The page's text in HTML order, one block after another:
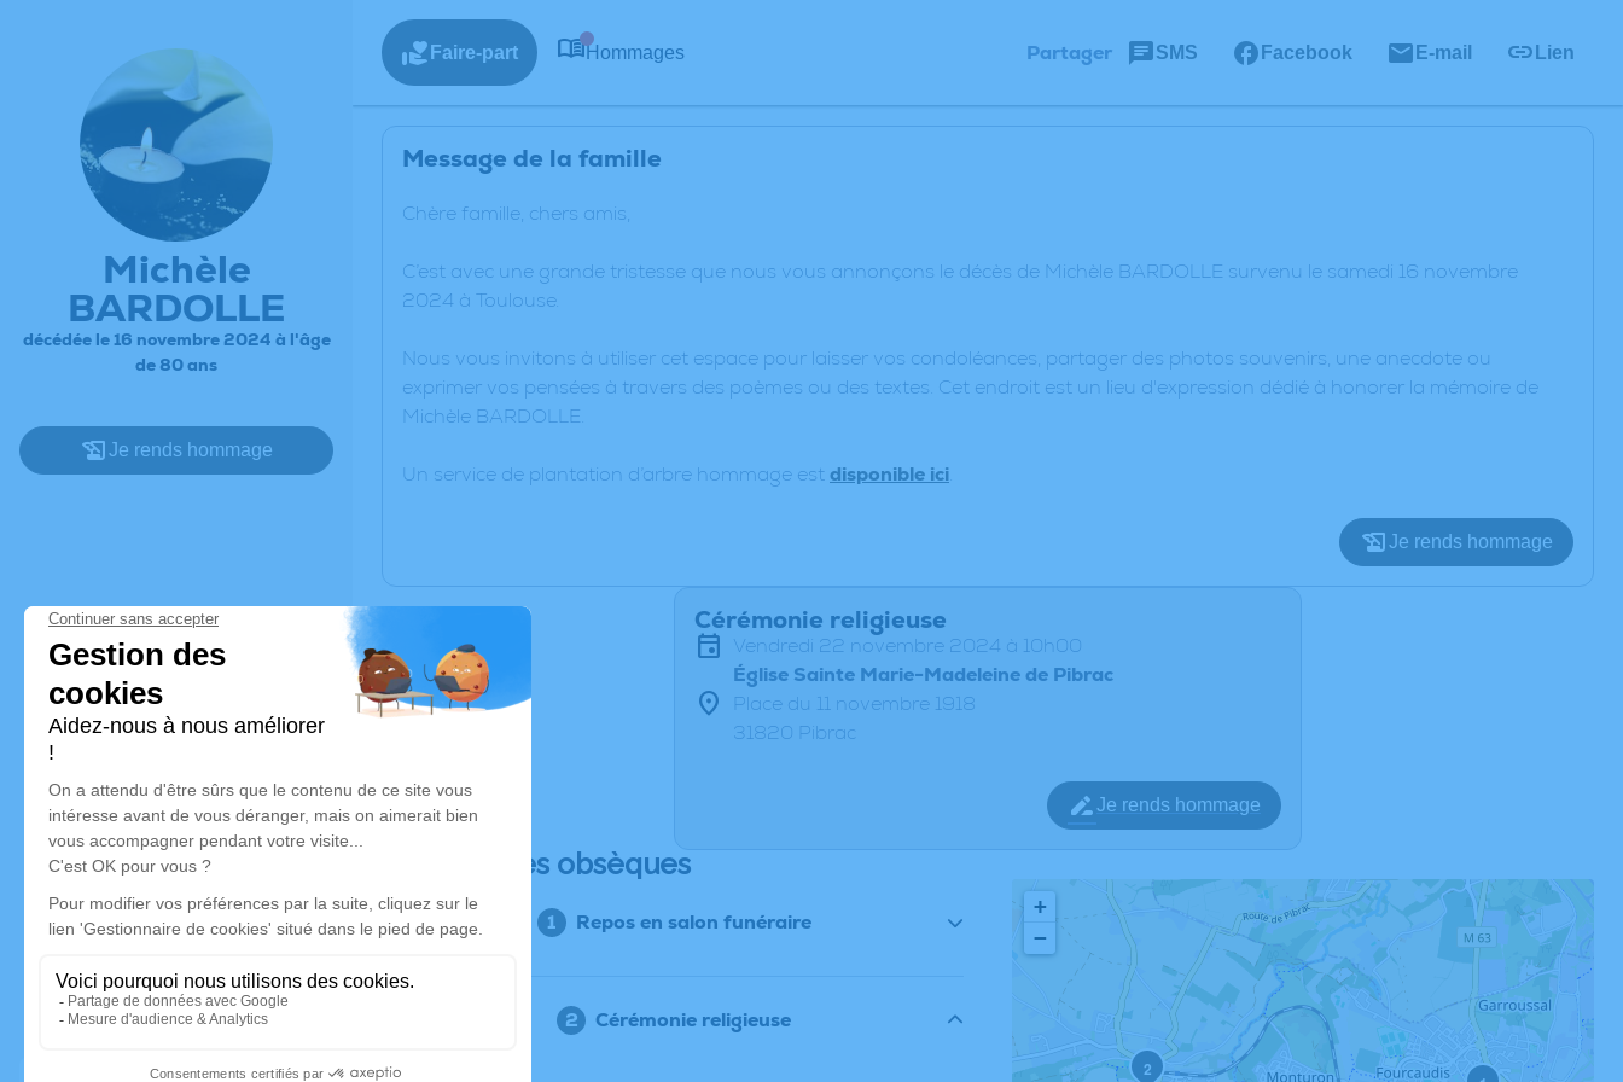
Michèle
BARDOLLE
décédée le 16 novembre 2024 à l'âge
de 80 ans
Je rends hommage
Faire-part Hommages Partager SMS Facebook E-mail Lien
Message de la famille
Chère famille, chers amis,
C’est avec une grande tristesse que nous vous annonçons le décès de Michèle BARDOLLE survenu le samedi 16 novembre
2024 à Toulouse.
Nous vous invitons à utiliser cet espace pour laisser vos condoléances, partager des photos souvenirs, une anecdote ou
exprimer vos pensées à travers des poèmes ou des textes. Cet endroit est un lieu d'expression dédié à honorer la mémoire de
Michèle BARDOLLE.
Un service de plantation d’arbre hommage est disponible ici
Je rends hommage
Cérémonie religieuse
vendredi 22 novembre 2024 à 10h00
Église Sainte Marie-Madeleine de Pibrac
Place du 11 novembre 1918
31820 Pibrac
Je rends hommage
Déroulé des obsèques
Repos en salon funéraire
Cérémonie religieuse
2
+
−